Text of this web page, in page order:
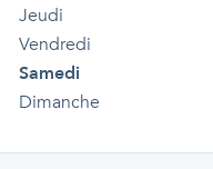
Jeudi
Vendredi
Samedi
Dimanche